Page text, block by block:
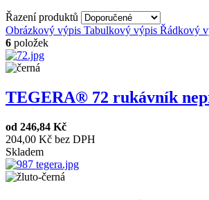
Řazení produktů
Obrázkový výpis Tabulkový výpis Řádkový
6 položek
TEGERA® 72 rukávník
od 246,84 Kč
204,00 Kč bez DPH
Skladem